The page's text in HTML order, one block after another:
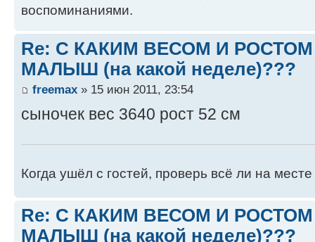
воспоминаниями.
Re: С КАКИМ ВЕСОМ И
МАЛЫШ (на какой неделе)???
freemax » 15 июн 2011, 23:54
сыночек вес 3640 рост 52 см
Когда ушёл с гостей, проверь всё ли на
Re: С КАКИМ ВЕСОМ И
МАЛЫШ (на какой неделе)???